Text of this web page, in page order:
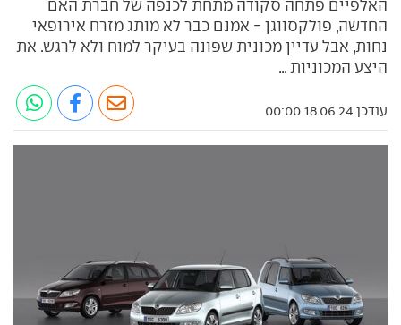
האלפיים פתחה סקודה מתחת לכנפה של חברת האם
החדשה, פולקסווגן - אמנם כבר לא מותג מזרח אירופאי
נחות, אבל עדיין מכונית שפונה בעיקר למוח ולא לרגש. את
היצע המכוניות ...
עודכן 18.06.24 00:00